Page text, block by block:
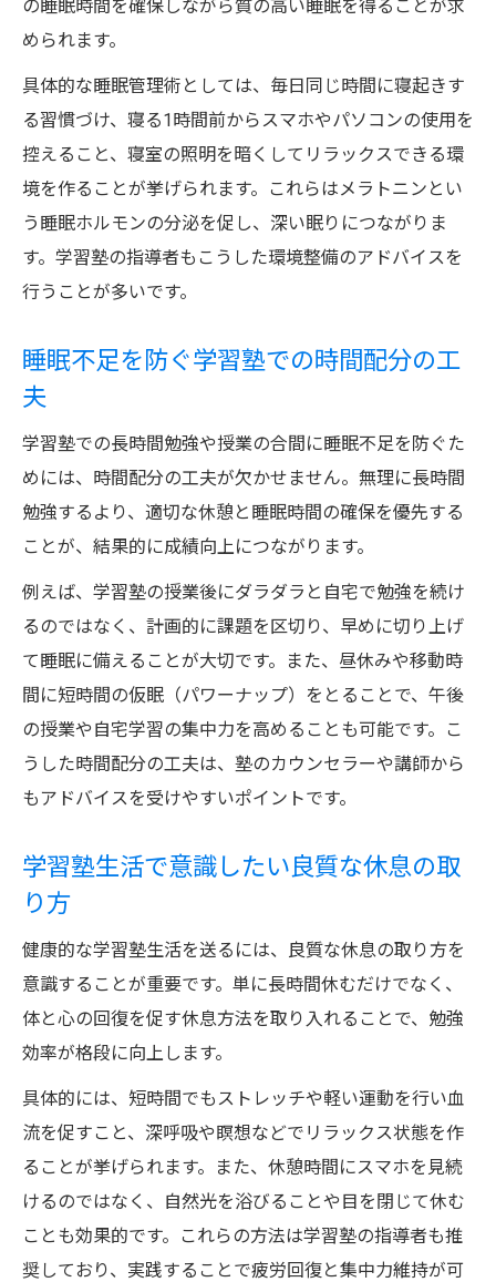
の睡眠時間を確保しながら質の高い睡眠を得ることが求
められます。
具体的な睡眠管理術としては、毎日同じ時間に寝起きす
る習慣づけ、寝る1時間前からスマホやパソコンの使用を
控えること、寝室の照明を暗くしてリラックスできる環
境を作ることが挙げられます。これらはメラトニンとい
う睡眠ホルモンの分泌を促し、深い眠りにつながりま
す。学習塾の指導者もこうした環境整備のアドバイスを
行うことが多いです。
睡眠不足を防ぐ学習塾での時間配分の工
夫
学習塾での長時間勉強や授業の合間に睡眠不足を防ぐた
めには、時間配分の工夫が欠かせません。無理に長時間
勉強するより、適切な休憩と睡眠時間の確保を優先する
ことが、結果的に成績向上につながります。
例えば、学習塾の授業後にダラダラと自宅で勉強を続け
るのではなく、計画的に課題を区切り、早めに切り上げ
て睡眠に備えることが大切です。また、昼休みや移動時
間に短時間の仮眠（パワーナップ）をとることで、午後
の授業や自宅学習の集中力を高めることも可能です。こ
うした時間配分の工夫は、塾のカウンセラーや講師から
もアドバイスを受けやすいポイントです。
学習塾生活で意識したい良質な休息の取
り方
健康的な学習塾生活を送るには、良質な休息の取り方を
意識することが重要です。単に長時間休むだけでなく、
体と心の回復を促す休息方法を取り入れることで、勉強
効率が格段に向上します。
具体的には、短時間でもストレッチや軽い運動を行い血
流を促すこと、深呼吸や瞑想などでリラックス状態を作
ることが挙げられます。また、休憩時間にスマホを見続
けるのではなく、自然光を浴びることや目を閉じて休む
ことも効果的です。これらの方法は学習塾の指導者も推
奨しており、実践することで疲労回復と集中力維持が可